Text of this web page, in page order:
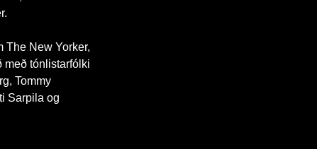
The New Yorker,
með tónlistarfólki
Tommy
Sarpila og